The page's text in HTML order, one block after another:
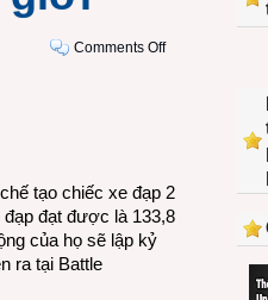
Comments Offon
thế
giới
tạo chiếc xe đạp 2
đạt được là 133,8
của họ sẽ lập kỷ
ra tại Battle